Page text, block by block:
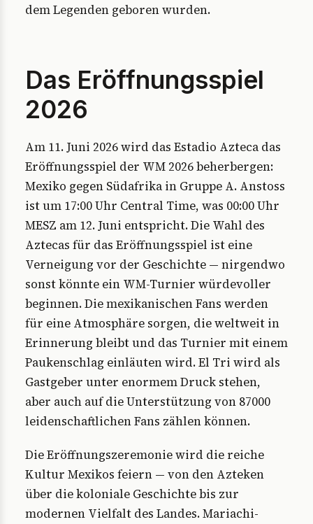
dem Legenden geboren wurden.
Das Eröffnungsspiel
2026
Am 11. Juni 2026 wird das Estadio Azteca das
Eröffnungsspiel der WM 2026 beherbergen:
Mexiko gegen Südafrika in Gruppe A. Anstoss
ist um 17:00 Uhr Central Time, was 00:00 Uhr
MESZ am 12. Juni entspricht. Die Wahl des
Aztecas für das Eröffnungsspiel ist eine
Verneigung vor der Geschichte — nirgendwo
sonst könnte ein WM-Turnier würdevoller
beginnen. Die mexikanischen Fans werden
für eine Atmosphäre sorgen, die weltweit in
Erinnerung bleibt und das Turnier mit einem
Paukenschlag einläuten wird. El Tri wird als
Gastgeber unter enormem Druck stehen,
aber auch auf die Unterstützung von 87000
leidenschaftlichen Fans zählen können.
Die Eröffnungszeremonie wird die reiche
Kultur Mexikos feiern — von den Azteken
über die koloniale Geschichte bis zur
modernen Vielfalt des Landes. Mariachi-